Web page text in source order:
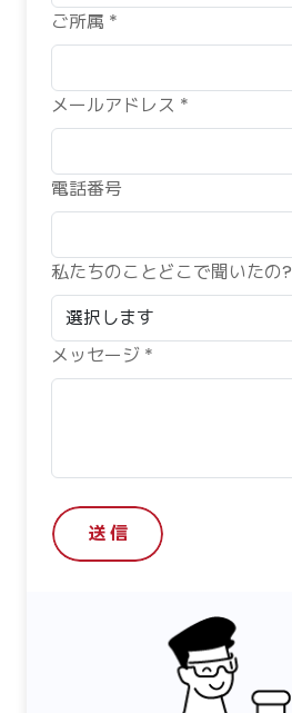
ご所属 *
メールアドレス *
電話番号
私たちのことどこで聞いたの?
メッセージ *
送 信